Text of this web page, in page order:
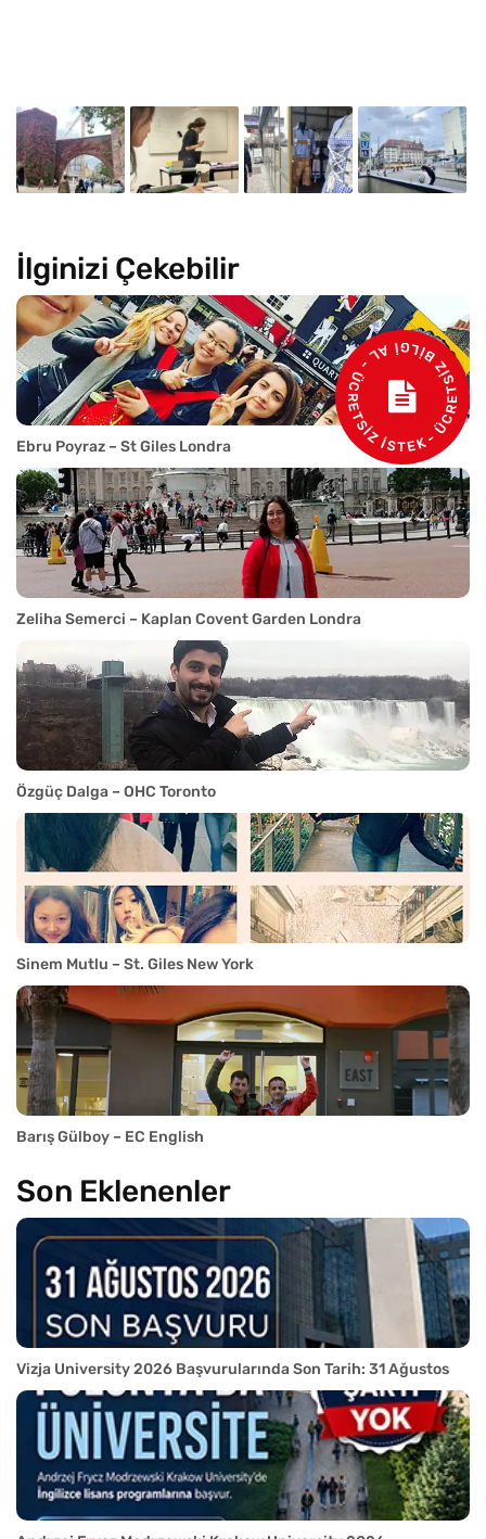
İlginizi Çekebilir
Ebru Poyraz – St Giles Londra
Zeliha Semerci – Kaplan Covent Garden Londra
Özgüç Dalga – OHC Toronto
Sinem Mutlu – St. Giles New York
Barış Gülboy – EC English
Son Eklenenler
Vizja University 2026 Başvurularında Son Tarih: 31 Ağustos
- ÜCRETSİZ BİLGİ AL - ÜCRETSİZ İSTEK